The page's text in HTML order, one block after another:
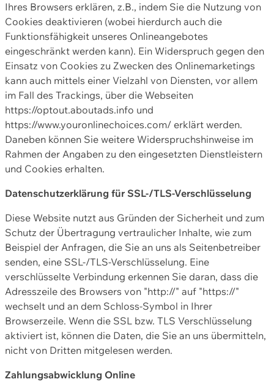
Ihres Browsers erklären, z.B., indem Sie die Nutzung von
Cookies deaktivieren (wobei hierdurch auch die
Funktionsfähigkeit unseres Onlineangebotes
eingeschränkt werden kann). Ein Widerspruch gegen den
Einsatz von Cookies zu Zwecken des Onlinemarketings
kann auch mittels einer Vielzahl von Diensten, vor allem
im Fall des Trackings, über die Webseiten
https://optout.aboutads.info und
https://www.youronlinechoices.com/ erklärt werden.
Daneben können Sie weitere Widerspruchshinweise im
Rahmen der Angaben zu den eingesetzten Dienstleistern
und Cookies erhalten.
Datenschutzerklärung für SSL-/TLS-Verschlüsselung
Diese Website nutzt aus Gründen der Sicherheit und zum
Schutz der Übertragung vertraulicher Inhalte, wie zum
Beispiel der Anfragen, die Sie an uns als Seitenbetreiber
senden, eine SSL-/TLS-Verschlüsselung. Eine
verschlüsselte Verbindung erkennen Sie daran, dass die
Adresszeile des Browsers von "http://" auf "https://"
wechselt und an dem Schloss-Symbol in Ihrer
Browserzeile. Wenn die SSL bzw. TLS Verschlüsselung
aktiviert ist, können die Daten, die Sie an uns übermitteln,
nicht von Dritten mitgelesen werden.
Zahlungsabwicklung Online